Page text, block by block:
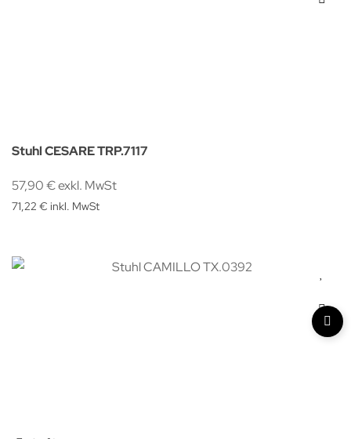
Stuhl CESARE TRP.7117
57,90 € exkl. MwSt
71,22 € inkl. MwSt